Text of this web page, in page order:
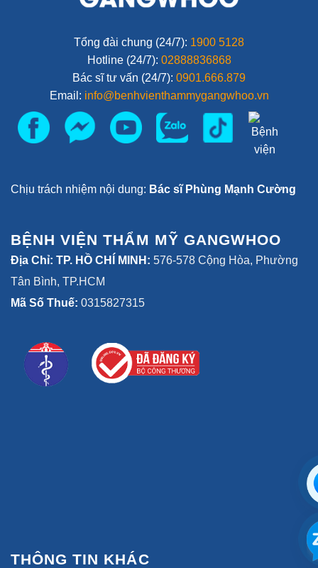
Tổng đài chung (24/7): 1900 5128
Hotline (24/7): 02888836868
Bác sĩ tư vấn (24/7): 0901.666.879
Email: info@benhvienthammygangwhoo.vn
Chịu trách nhiệm nội dung: Bác sĩ Phùng Mạnh Cường
BỆNH VIỆN THẨM MỸ GANGWHOO
Địa Chỉ: TP. HỒ CHÍ MINH: 576-578 Cộng Hòa, Phường
Tân Bình, TP.HCM
Mã Số Thuế: 0315827315
THÔNG TIN KHÁC